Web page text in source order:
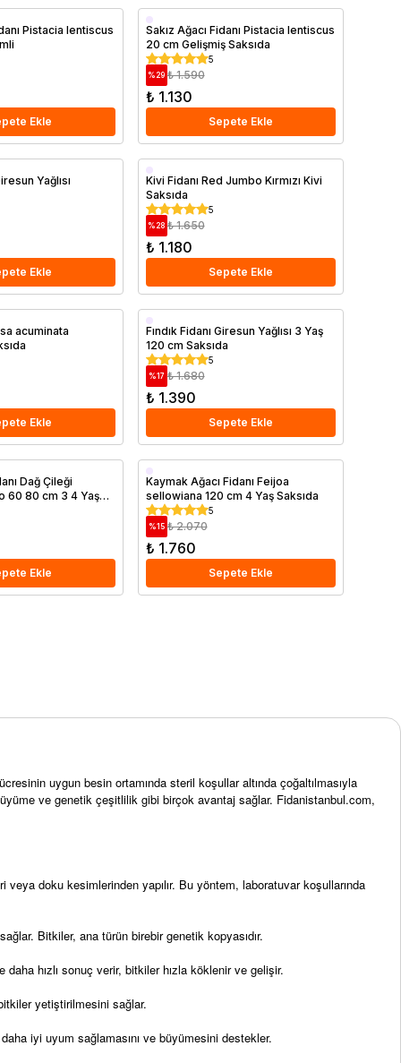
Pistacia lentiscus
Ekle
Saksıda
Sakız Ağacı Fidanı Pistacia lentiscus
20 cm Gelişmiş Saksıda
5
%29 ₺ 1.590
₺ 1.130
Sepete Ekle
Yağlısı
Ekle
Aşılı
Saksıda
Kivi Fidanı Red Jumbo Kırmızı Kivi
Saksıda
5
%28 ₺ 1.650
₺ 1.180
Sepete Ekle
acuminata
Ekle
Erkenci
Saksıda
Fındık Fidanı Giresun Yağlısı 3 Yaş
120 cm Saksıda
5
%17 ₺ 1.680
₺ 1.390
Sepete Ekle
Dağ Çileği
60 80 cm 3 4 Yaş
Ekle
Saksıda
Kaymak Ağacı Fidanı Feijoa
sellowiana 120 cm 4 Yaş Saksıda
5
%15 ₺ 2.070
₺ 1.760
Sepete Ekle
uygun besin ortamında steril koşullar altında çoğaltılmasıyla
ve genetik çeşitlilik gibi birçok avantaj sağlar. Fidanistanbul.com,
doku kesimlerinden yapılır. Bu yöntem, laboratuvar koşullarında
Bitkiler, ana türün birebir genetik kopyasıdır.
hızlı sonuç verir, bitkiler hızla köklenir ve gelişir.
yetiştirilmesini sağlar.
iyi uyum sağlamasını ve büyümesini destekler.